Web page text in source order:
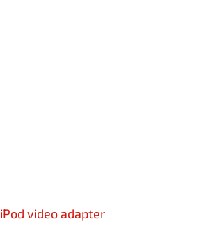
iPod video adapter